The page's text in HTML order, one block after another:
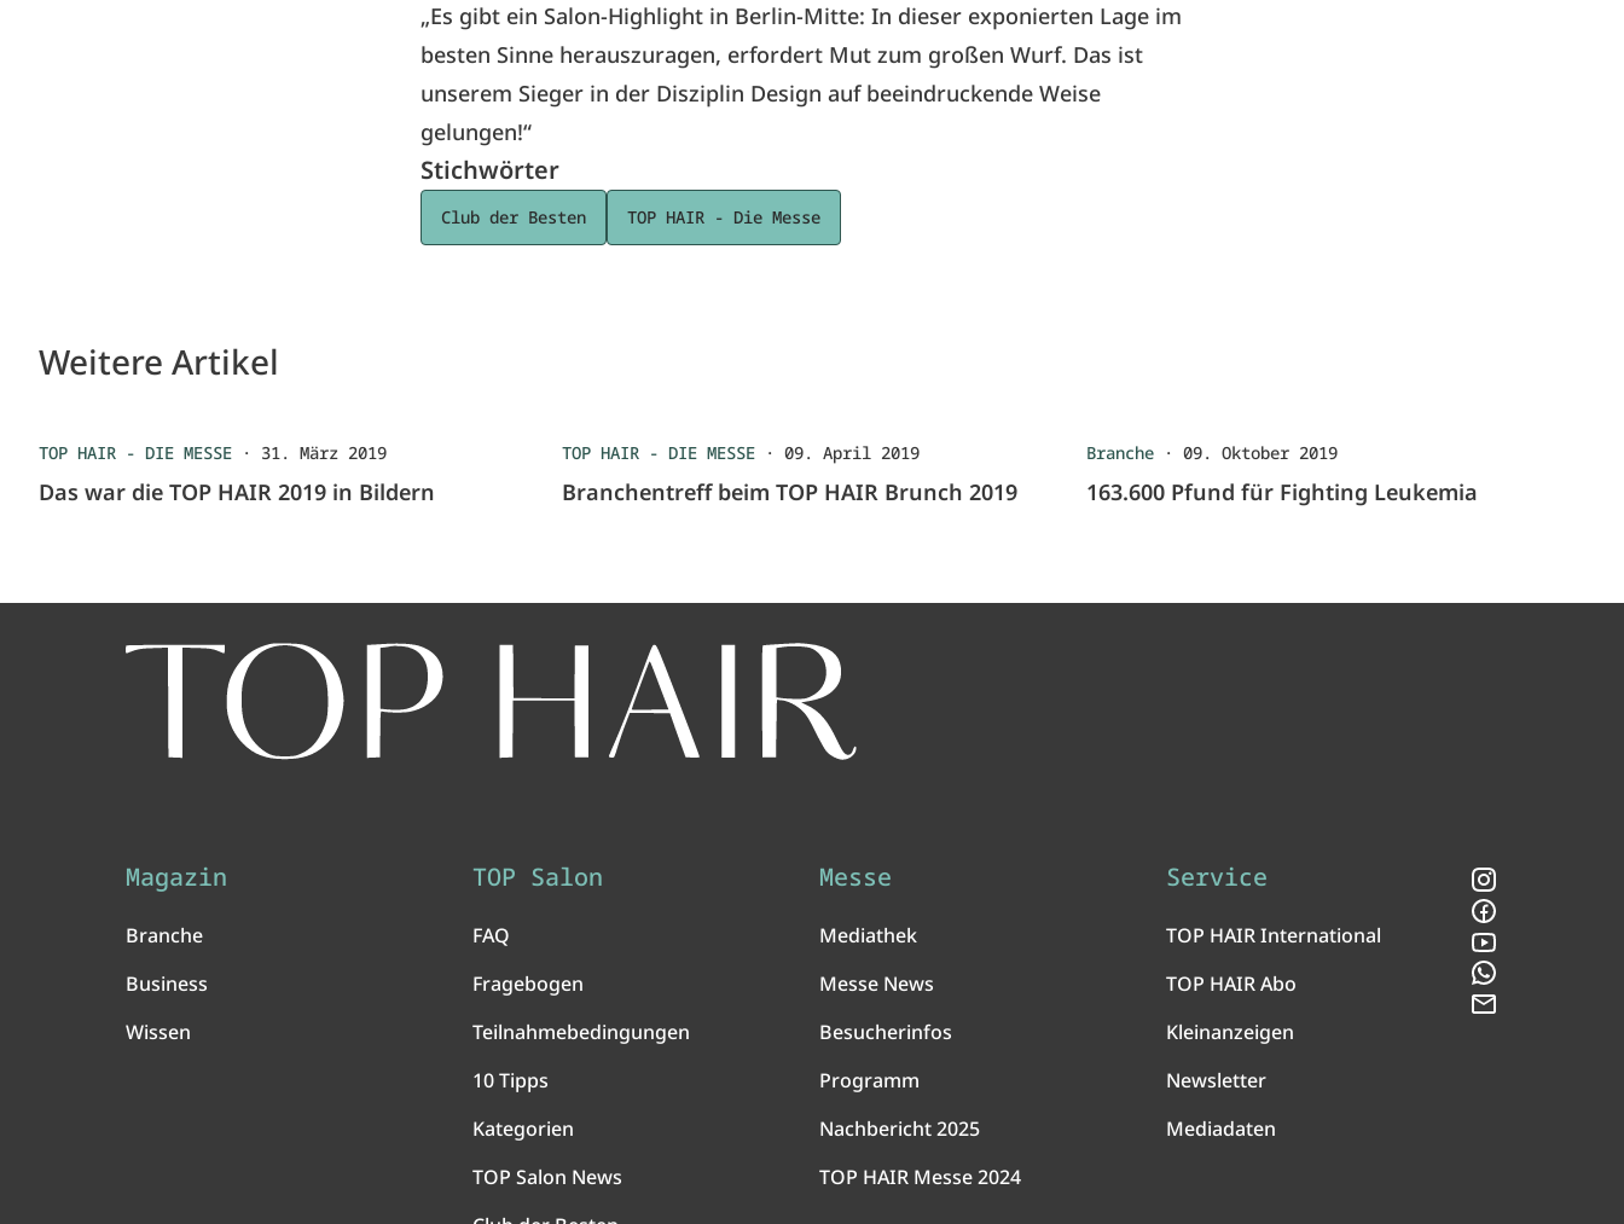
„Es gibt ein Salon-Highlight in Berlin-Mitte: In dieser exponierten Lage im
besten Sinne herauszuragen, erfordert Mut zum großen Wurf. Das ist
unserem Sieger in der Disziplin Design auf beeindruckende Weise
gelungen!“
Stichwörter
Club der Besten TOP HAIR - Die Messe
Weitere Artikel
TOP HAIR - DIE MESSE · 31. März 2019
Das war die TOP HAIR 2019 in Bildern
TOP HAIR - DIE MESSE ·09. April 2019
Branchentreff beim TOP HAIR Brunch 2019
Branche· 09. Oktober 2019
163.600 Pfund für Fighting Leukemia
Magazin
Branche
Business
Wissen
TOP Salon
FAQ
Fragebogen
Teilnahmebedingungen
10 Tipps
Kategorien
TOP Salon News
Messe
Mediathek
Messe News
Besucherinfos
Programm
Nachbericht 2025
TOP HAIR Messe 2024
Service
TOP HAIR International
TOP HAIR Abo
Kleinanzeigen
Newsletter
Mediadaten